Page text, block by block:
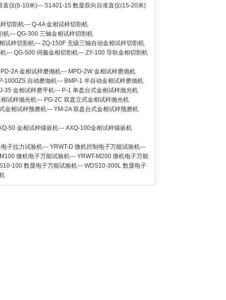
直仪(6-10米)--- S1401-15 数显双向自准直仪(15-20米)
切割机--- Q-4A 金相试样切割机
机--- QG-300 三轴金相试样切割机
试样切割机--- ZQ-150F 无级三轴自动金相试样切割机
--- QG-500 伺服金相切割机--- ZY-100 导轨金相切割机
2A 金相试样磨抛机--- MPD-2W 金相试样磨抛机
1000ZS 自动磨抛机--- BMP-1 半自动金相试样磨抛机
35 金相试样磨平机--- P-1 单盘台式金相试样抛光机
相试样抛光机--- PG-2C 双盘立式金相试样抛光机
金相试样预磨机--- YM-2A 双盘台式金相试样预磨机
50 金相试样镶嵌机--- AXQ-100金相试样镶嵌机
子拉力试验机--- YRWT-D 微机控制电子万能试验机---
微机电子万能试验机--- YRWT-M200 微机电子万能
100 数显电子万能试验机--- WDS10-300L 数显电子